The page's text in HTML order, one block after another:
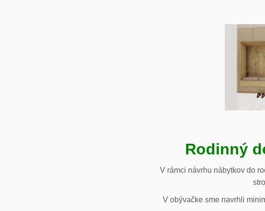
Rodinný
V rámci návrhu nábytkov do
V obývačke sme navrhli